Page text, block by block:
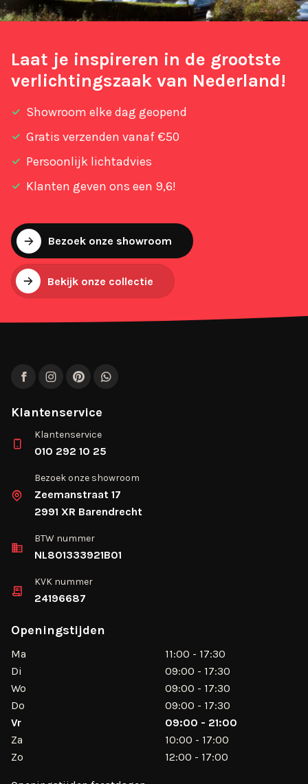
Laat je inspireren in de grootste
verlichtingszaak van Nederland!
Showroom elke dag geopend
Gratis verzenden vanaf €50
Persoonlijk lichtadvies
Klanten geven ons een 9,6!
Bezoek onze showroom
Bekijk onze collectie
FacebookInstagram
PinterestWhatsApp
Klantenservice
Klantenservice
010 292 10 25
Bezoek onze showroom
Zeemanstraat 17
2991 XR Barendrecht
BTW nummer
NL801333921B01
KVK nummer
24196687
Openingstijden
Ma
11:00 - 17:30
Di
09:00 - 17:30
Wo
09:00 - 17:30
Do
09:00 - 17:30
Vr
09:00 - 21:00
Za
10:00 - 17:00
Zo
12:00 - 17:00